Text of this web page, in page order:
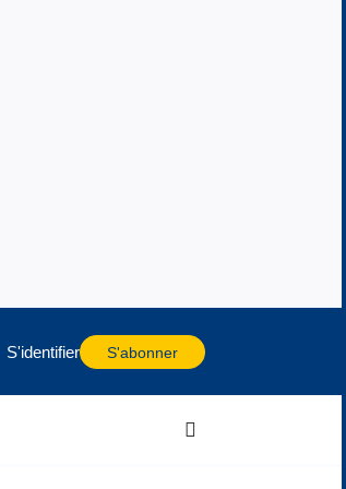
S'identifier S'abonner